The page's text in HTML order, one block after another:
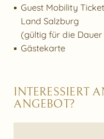
Guest Mobility
Land Salzburg
(gültig für die
Gästekarte
INTERESSIERT
ANGEBOT?